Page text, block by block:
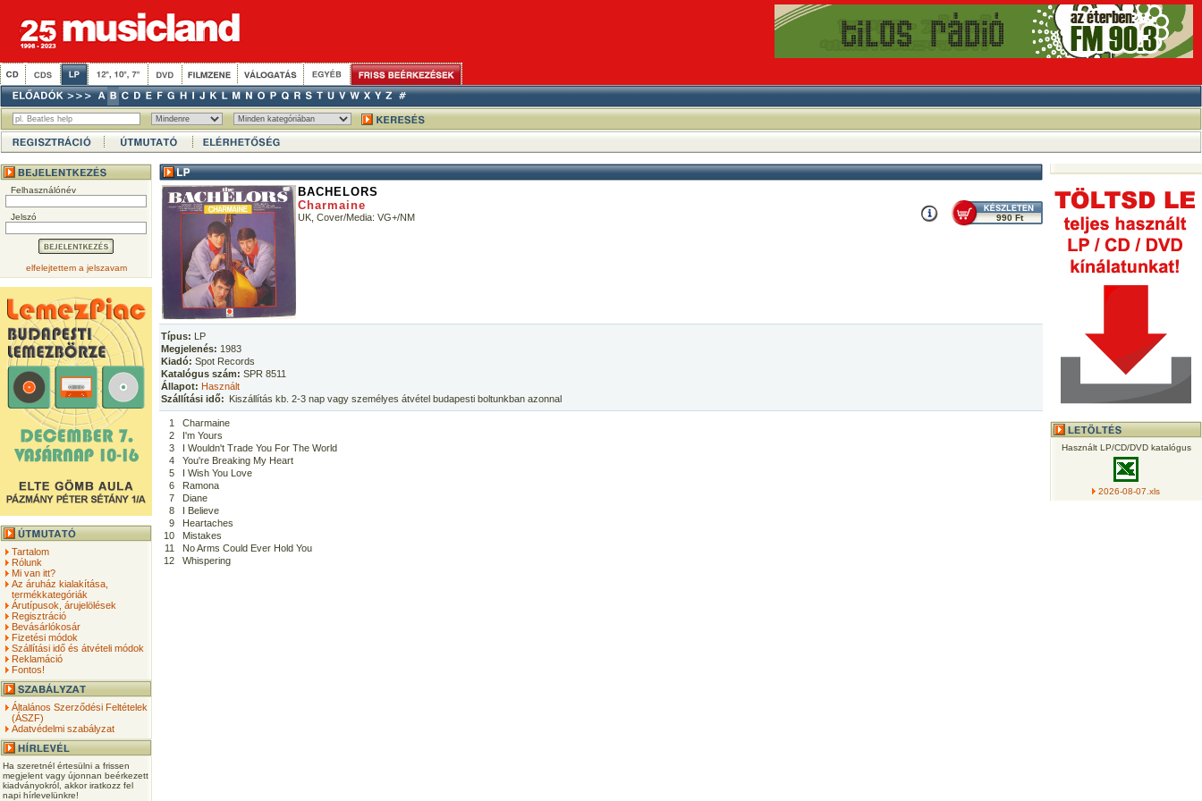
Felhasználónév
Jelszó
elfelejtettem a jelszavam
Tartalom
Rólunk
Mi van itt?
Az áruház kialakítása,
termékkategóriák
Árutípusok, árujelölések
Regisztráció
Bevásárlókosár
Fizetési módok
Szállítási idő és átvételi módok
Reklamáció
Fontos!
Általános Szerződési Feltételek
(ÁSZF)
Adatvédelmi szabályzat
Ha szeretnél értesülni a frissen
megjelent vagy újonnan beérkezett
kiadványokról, akkor iratkozz fel
napi hírlevelünkre!
BACHELORS
Charmaine
UK, Cover/Media: VG+/NM 990 Ft
Típus: LP
Megjelenés: 1983
Kiadó: Spot Records
Katalógus szám: SPR 8511
Állapot: Használt
Szállítási idő: Kiszállítás kb. 2-3 nap vagy személyes átvétel budapesti boltunkban azonnal
1
Charmaine
2
I'm Yours
3
I Wouldn't Trade You For The World
4
You're Breaking My Heart
5
I Wish You Love
6
Ramona
7
Diane
8
I Believe
9
Heartaches
10
Mistakes
11
No Arms Could Ever Hold You
12
Whispering
Használt LP/CD/DVD katalógus
2026-08-07.xls